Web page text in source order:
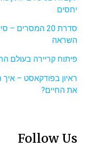
יחסים
סדרת 20 המסרים
השראה
פיתוח קריירה
ראיון בפודקאסט –
את החיים?
Follow Us